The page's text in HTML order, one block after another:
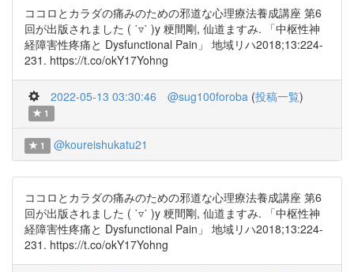
ココロとカラダの痛みのための邪道な心理療法養成講座 第6
回が出版されました ( ˙▿˙ )y 粳間剛, 仙道ますみ. 「中枢性神
経障害性疼痛と Dysfunctional Pain」 地域リハ2018;13:224-
231. https://t.co/okY17Yohng
2022-05-13 03:30:46 @sug100foroba (投稿一覧)
1
1 @koureishukatu21
ココロとカラダの痛みのための邪道な心理療法養成講座 第6
回が出版されました ( ˙▿˙ )y 粳間剛, 仙道ますみ. 「中枢性神
経障害性疼痛と Dysfunctional Pain」 地域リハ2018;13:224-
231. https://t.co/okY17Yohng